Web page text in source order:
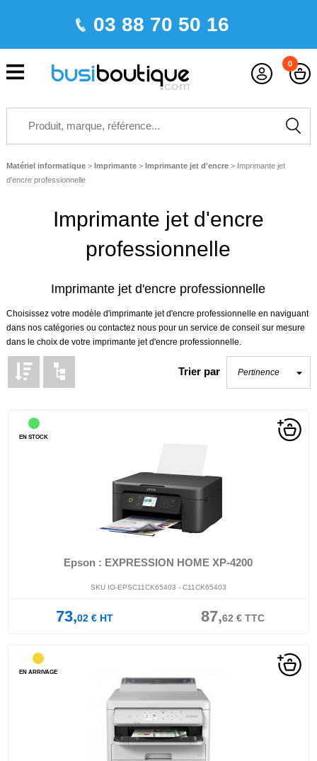
03 88 70 50 16
0
Matériel informatique > Imprimante > Imprimante jet d'encre > Imprimante jet
d'encre professionnelle
Imprimante jet d'encre
professionnelle
Imprimante jet d'encre professionnelle
Choisissez votre modèle d'imprimante jet d'encre professionnelle en naviguant
dans nos catégories ou contactez nous pour un service de conseil sur mesure
dans le choix de votre imprimante jet d'encre professionnelle.
Trier par
Epson : EXPRESSION HOME XP-4200
SKU IO-EPSC11CK65403 - C11CK65403
73,02€HT 87,62 €TTC
EN STOCK
EN ARRIVAGE